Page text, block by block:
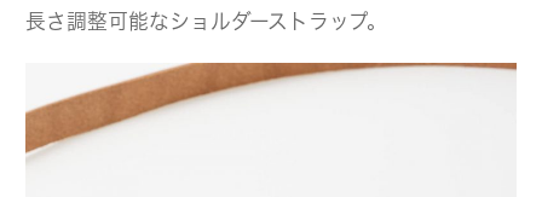
長さ調整可能なショルダーストラップ。